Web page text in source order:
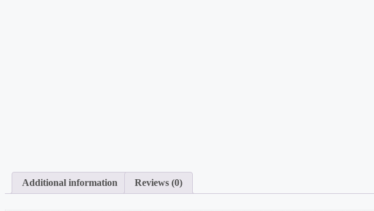
Additional information Reviews (0)